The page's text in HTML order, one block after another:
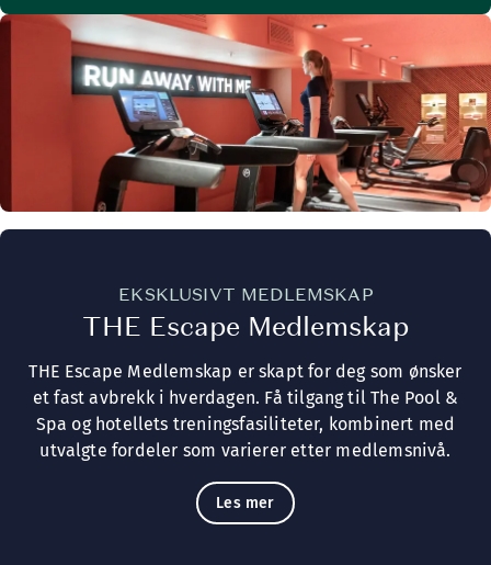
EKSKLUSIVT MEDLEMSKAP
THE Escape Medlemskap
THE Escape Medlemskap er skapt for deg som ønsker
et fast avbrekk i hverdagen. Få tilgang til The Pool &
Spa og hotellets treningsfasiliteter, kombinert med
utvalgte fordeler som varierer etter medlemsnivå.
Les mer